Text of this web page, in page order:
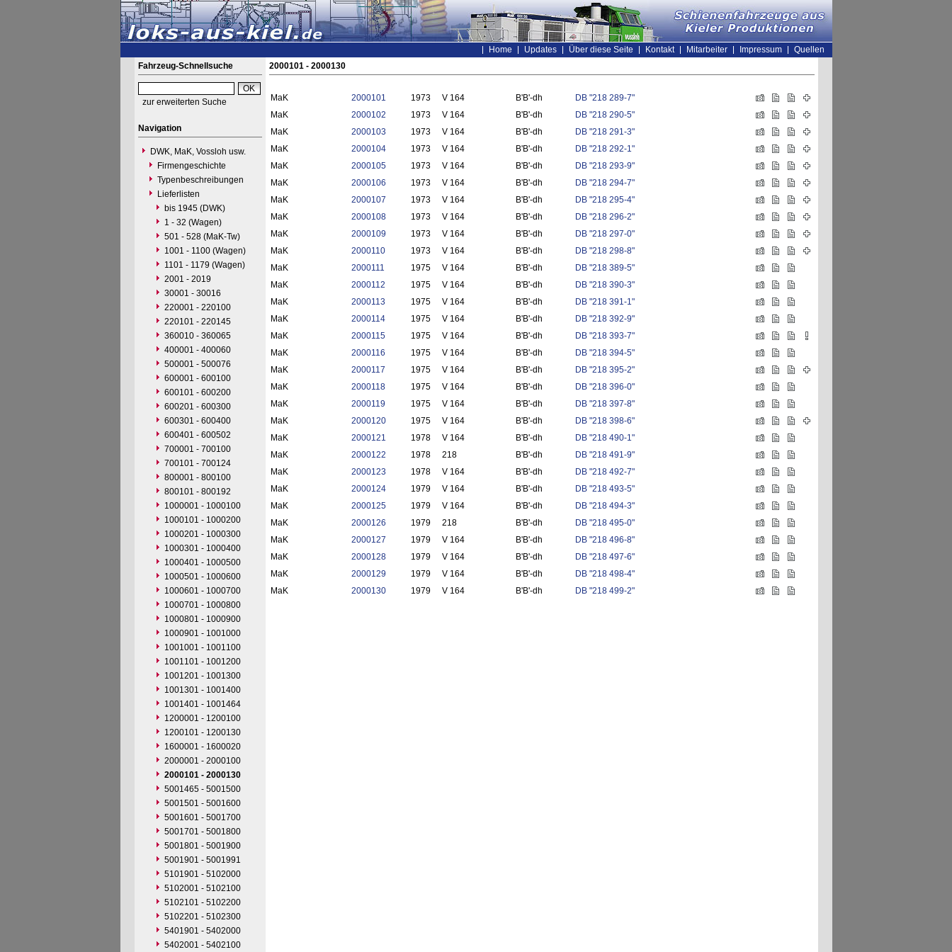
Home Updates Über diese Seite Kontakt Mitarbeiter Impressum
Quellen
Fahrzeug-Schnellsuche
zur erweiterten Suche
Navigation
DWK, MaK, Vossloh usw.
Firmengeschichte
Typenbeschreibungen
Lieferlisten
bis 1945 (DWK)
1 - 32 (Wagen)
501 - 528 (MaK-Tw)
1001 - 1100 (Wagen)
1101 - 1179 (Wagen)
2001 - 2019
30001 - 30016
220001 - 220100
220101 - 220145
360010 - 360065
400001 - 400060
500001 - 500076
600001 - 600100
600101 - 600200
600201 - 600300
600301 - 600400
600401 - 600502
700001 - 700100
700101 - 700124
800001 - 800100
800101 - 800192
1000001 - 1000100
1000101 - 1000200
1000201 - 1000300
1000301 - 1000400
1000401 - 1000500
1000501 - 1000600
1000601 - 1000700
1000701 - 1000800
1000801 - 1000900
1000901 - 1001000
1001001 - 1001100
1001101 - 1001200
1001201 - 1001300
1001301 - 1001400
1001401 - 1001464
1200001 - 1200100
1200101 - 1200130
1600001 - 1600020
2000001 - 2000100
2000101 - 2000130
5001465 - 5001500
5001501 - 5001600
5001601 - 5001700
5001701 - 5001800
5001801 - 5001900
5001901 - 5001991
5101901 - 5102000
5102001 - 5102100
5102101 - 5102200
5102201 - 5102300
5401901 - 5402000
5402001 - 5402100
2000101 - 2000130
MaK 2000101 1973 V 164 B'B'-dh
DB "218 289-7"
MaK
2000102 1973 V 164 B'B'-dh
DB "218 290-5"
MaK
2000103 1973 V 164 B'B'-dh
DB "218 291-3"
MaK
2000104 1973 V 164 B'B'-dh
DB "218 292-1"
MaK
2000105 1973 V 164 B'B'-dh
DB "218 293-9"
MaK
2000106 1973 V 164 B'B'-dh
DB "218 294-7"
MaK
2000107 1973 V 164 B'B'-dh
DB "218 295-4"
MaK
2000108 1973 V 164 B'B'-dh
DB "218 296-2"
MaK
2000109 1973 V 164 B'B'-dh
DB "218 297-0"
MaK
2000110 1973 V 164 B'B'-dh
DB "218 298-8"
MaK
2000111 1975 V 164 B'B'-dh
DB "218 389-5"
MaK
2000112 1975 V 164 B'B'-dh
DB "218 390-3"
MaK
2000113 1975 V 164 B'B'-dh
DB "218 391-1"
MaK
2000114 1975 V 164 B'B'-dh
DB "218 392-9"
MaK
2000115 1975 V 164 B'B'-dh
DB "218 393-7"
MaK
2000116 1975 V 164 B'B'-dh
DB "218 394-5"
MaK
2000117 1975 V 164 B'B'-dh
DB "218 395-2"
MaK
2000118 1975 V 164 B'B'-dh
DB "218 396-0"
MaK
2000119 1975 V 164 B'B'-dh
DB "218 397-8"
MaK
2000120 1975 V 164 B'B'-dh
DB "218 398-6"
MaK
2000121 1978 V 164 B'B'-dh
DB "218 490-1"
MaK
2000122 1978 218 B'B'-dh
DB "218 491-9"
MaK
2000123 1978 V 164 B'B'-dh
DB "218 492-7"
MaK
2000124 1979 V 164 B'B'-dh
DB "218 493-5"
MaK
2000125 1979 V 164 B'B'-dh
DB "218 494-3"
MaK
2000126 1979 218 B'B'-dh
DB "218 495-0"
MaK
2000127 1979 V 164 B'B'-dh
DB "218 496-8"
MaK
2000128 1979 V 164 B'B'-dh
DB "218 497-6"
MaK
2000129 1979 V 164 B'B'-dh
DB "218 498-4"
MaK
2000130 1979 V 164 B'B'-dh DB "218 499-2"